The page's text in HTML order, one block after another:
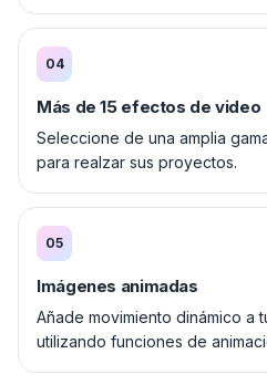
04
Más de 15 efectos de video
Seleccione de una amplia
para realzar sus proyectos.
05
Imágenes animadas
Añade movimiento dinámico a
utilizando funciones de